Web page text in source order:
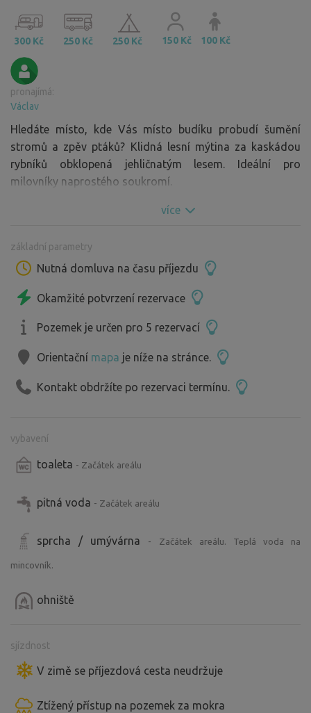
300 Kč 250 Kč 250 Kč 150 Kč 100 Kč
pronajímá:
Václav
Hledáte místo, kde Vás místo budíku probudí šumění
stromů a zpěv ptáků? Klidná lesní mýtina za kaskádou
rybníků obklopená jehličnatým lesem. Ideální pro
milovníky naprostého soukromí.
více
základní parametry
Nutná domluva na času příjezdu
Okamžité potvrzení rezervace
Pozemek je určen pro 5 rezervací
Orientační mapa je níže na stránce.
Kontakt obdržíte po rezervaci termínu.
vybavení
toaleta - Začátek areálu
pitná voda - Začátek areálu
sprcha / umývárna - Začátek areálu. Teplá voda na
mincovník.
ohniště
sjízdnost
V zimě se příjezdová cesta neudržuje
Ztížený přístup na pozemek za mokra